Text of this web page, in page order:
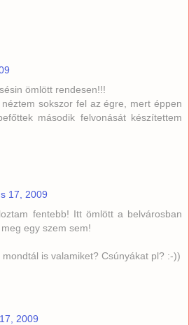
ömlött rendesen!!!
sokszor fel az égre, mert éppen
második felvonását készítettem
17, 2009
fentebb! Itt ömlött a belvárosban
egy szem sem!
is valamiket? Csúnyákat pl? :-))
2009